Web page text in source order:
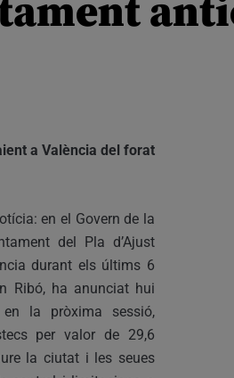
a València del forat
en el Govern de la
del Pla d’Ajust
durant els últims 6
Ribó, ha anunciat hui
la pròxima sessió,
per valor de 29,6
la ciutat i les seues